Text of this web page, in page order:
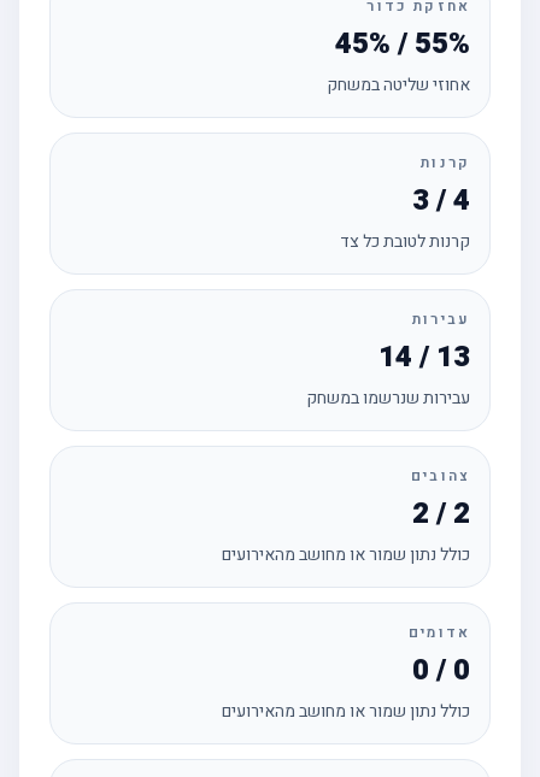
אחזקת כדור
45% / 55%
אחוזי שליטה במשחק
קרנות
3 / 4
קרנות לטובת כל צד
עבירות
14 / 13
עבירות שנרשמו במשחק
צהובים
2 / 2
כולל נתון שמור או מחושב מהאירועים
אדומים
0 / 0
כולל נתון שמור או מחושב מהאירועים